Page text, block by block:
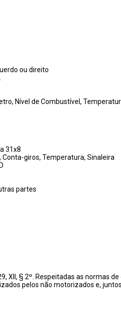
ou direito
Nível de Combustível,
31x8
giros, Temperatura, Sinaleira
partes
XII, § 2º. Respeitadas as normas
pelos não motorizados e,